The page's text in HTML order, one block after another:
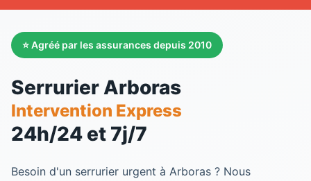
⭐ Agréé par les assurances depuis 2010
Serrurier Arboras
Intervention Express
24h/24 et 7j/7
Besoin d'un serrurier urgent à Arboras ? Nous